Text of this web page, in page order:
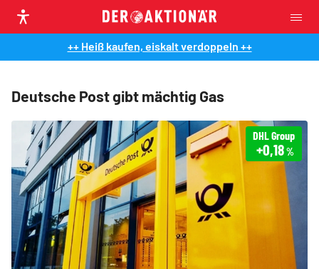
++ Heiß kaufen, eiskalt verdoppeln ++
Deutsche Post gibt mächtig Gas
DHL Group
+0,18%